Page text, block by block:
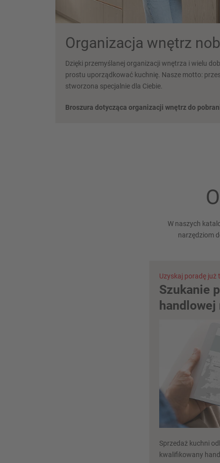
Organizacja wnętrz
Dzięki przemyślanej organizacji wnętrza i wielu
prostu uporządkować kuchnię. Nasze motto:
stworzona specjalnie dla Ciebie.
Broszura dotycząca organizacji wnętrz do
W naszych
narzędziom
Uzyskaj poradę już
Szukanie
Sprzedaż kuchni
kwalifikowany